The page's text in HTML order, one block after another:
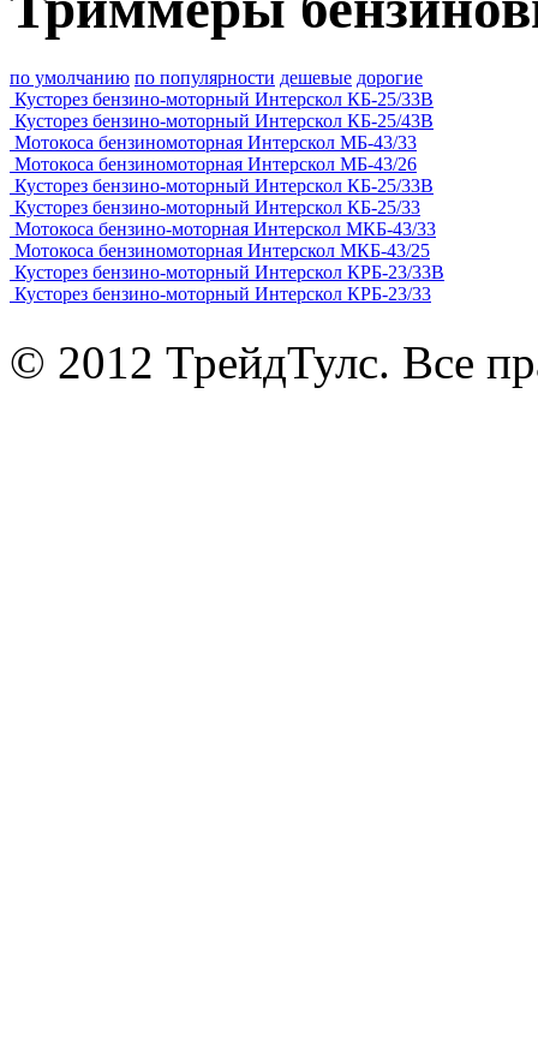
по умолчанию по популярности дешевые дорогие
Кусторез бензино-моторный Интерскол КБ-25/33В
Кусторез бензино-моторный Интерскол КБ-25/43В
Мотокоса бензиномоторная Интерскол МБ-43/33
Мотокоса бензиномоторная Интерскол МБ-43/26
Кусторез бензино-моторный Интерскол КБ-25/33В
Кусторез бензино-моторный Интерскол КБ-25/33
Мотокоса бензино-моторная Интерскол МКБ-43/33
Мотокоса бензиномоторная Интерскол МКБ-43/25
Кусторез бензино-моторный Интерскол КРБ-23/33В
Кусторез бензино-моторный Интерскол КРБ-23/33
© 2012 ТрейдТулс. Все